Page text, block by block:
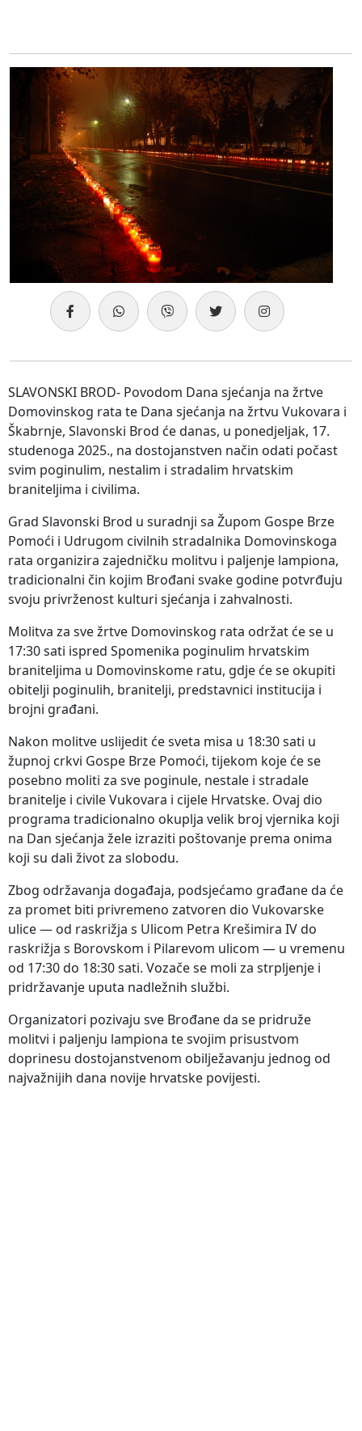
SLAVONSKI BROD- Povodom Dana sjećanja na žrtve
Domovinskog rata te Dana sjećanja na žrtvu Vukovara i
Škabrnje, Slavonski Brod će danas, u ponedjeljak, 17.
studenoga 2025., na dostojanstven način odati počast
svim poginulim, nestalim i stradalim hrvatskim
braniteljima i civilima.
Grad Slavonski Brod u suradnji sa Župom Gospe Brze
Pomoći i Udrugom civilnih stradalnika Domovinskoga
rata organizira zajedničku molitvu i paljenje lampiona,
tradicionalni čin kojim Brođani svake godine potvrđuju
svoju privrženost kulturi sjećanja i zahvalnosti.
Molitva za sve žrtve Domovinskog rata održat će se u
17:30 sati ispred Spomenika poginulim hrvatskim
braniteljima u Domovinskome ratu, gdje će se okupiti
obitelji poginulih, branitelji, predstavnici institucija i
brojni građani.
Nakon molitve uslijedit će sveta misa u 18:30 sati u
župnoj crkvi Gospe Brze Pomoći, tijekom koje će se
posebno moliti za sve poginule, nestale i stradale
branitelje i civile Vukovara i cijele Hrvatske. Ovaj dio
programa tradicionalno okuplja velik broj vjernika koji
na Dan sjećanja žele izraziti poštovanje prema onima
koji su dali život za slobodu.
Zbog održavanja događaja, podsjećamo građane da će
za promet biti privremeno zatvoren dio Vukovarske
ulice — od raskrižja s Ulicom Petra Krešimira IV do
raskrižja s Borovskom i Pilarevom ulicom — u vremenu
od 17:30 do 18:30 sati. Vozače se moli za strpljenje i
pridržavanje uputa nadležnih službi.
Organizatori pozivaju sve Brođane da se pridruže
molitvi i paljenju lampiona te svojim prisustvom
doprinesu dostojanstvenom obilježavanju jednog od
najvažnijih dana novije hrvatske povijesti.